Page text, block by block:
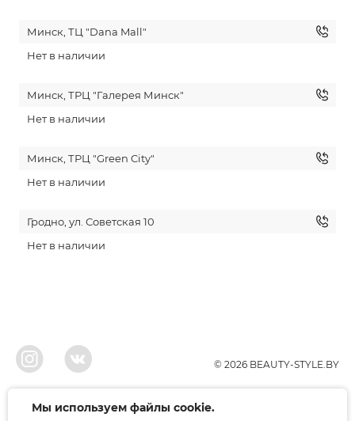
Минск, ТЦ "Dana Mall"
Нет в наличии
Минск, ТРЦ "Галерея Минск"
Нет в наличии
Минск, ТРЦ "Green City"
Нет в наличии
Гродно, ул. Советская 10
Нет в наличии
© 2026 BEAUTY-STYLE.BY
ООО"БЬЮТИ", УНП 291022671, Свидельство о регистрации 05.10.2010
Брестским районым исполнительным комитетом. Регистрация в торговом
Мы используем файлы cookie.